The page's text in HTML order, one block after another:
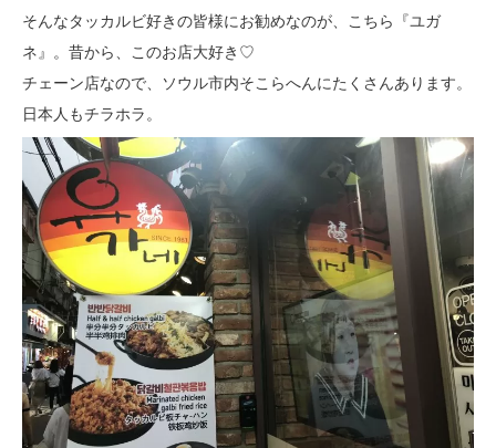
そんなタッカルビ好きの皆様にお勧めなのが、こちら『ユガ
ネ』。昔から、このお店大好き♡
チェーン店なので、ソウル市内そこらへんにたくさんあります。
日本人もチラホラ。